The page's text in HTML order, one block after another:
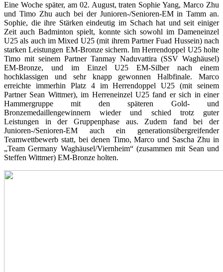
Eine Woche später, am 02. August, traten Sophie Yang, Marco Zhu
und Timo Zhu auch bei der Junioren-/Senioren-EM in Tamm an.
Sophie, die ihre Stärken eindeutig im Schach hat und seit einiger
Zeit auch Badminton spielt, konnte sich sowohl im Dameneinzel
U25 als auch im Mixed U25 (mit ihrem Partner Fuad Hussein) nach
starken Leistungen EM-Bronze sichern. Im Herrendoppel U25 holte
Timo mit seinem Partner Tanmay Naduvattira (SSV Waghäusel)
EM-Bronze, und im Einzel U25 EM-Silber nach einem
hochklassigen und sehr knapp gewonnen Halbfinale. Marco
erreichte immerhin Platz 4 im Herrendoppel U25 (mit seinem
Partner Sean Wittmer), im Herreneinzel U25 fand er sich in einer
Hammergruppe mit den späteren Gold- und
Bronzemedaillengewinnern wieder und schied trotz guter
Leistungen in der Gruppenphase aus. Zudem fand bei der
Junioren-/Senioren-EM auch ein generationsübergreifender
Teamwettbewerb statt, bei denen Timo, Marco und Sascha Zhu in
„Team Germany Waghäusel/Viernheim“ (zusammen mit Sean und
Steffen Wittmer) EM-Bronze holten.